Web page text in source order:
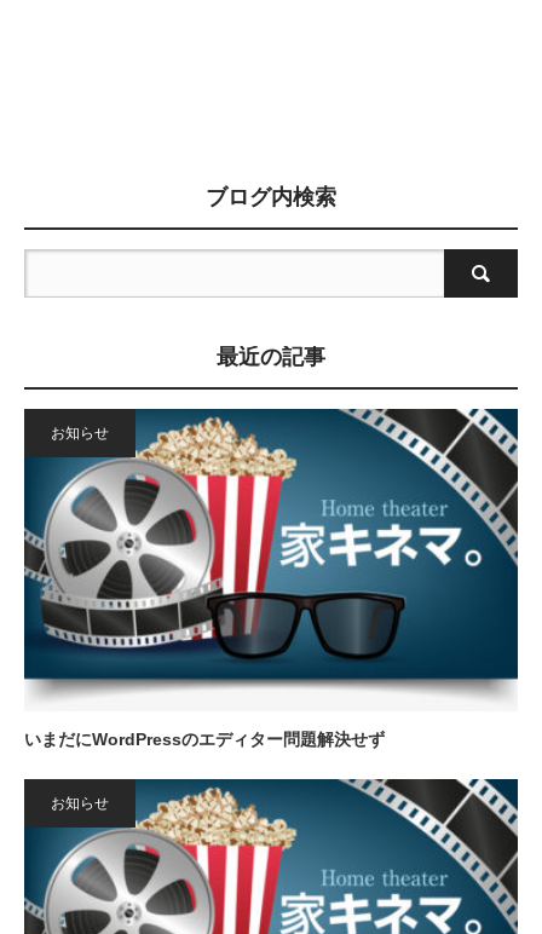
ブログ内検索
最近の記事
お知らせ
いまだにWordPressのエディター問題解決せず
お知らせ